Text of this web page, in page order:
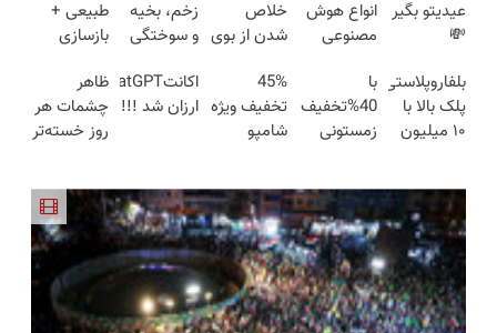
عیدیتو بگیر
💸
شامپو
ضدریزش
جلبک 💇
انواع هوش
مصنوعی
تخفیف
ویژه!!
دریافت کد
👇
خلاص
شدن از بوی
روزهای گرم
🔥 فیلم رو
ببین
زخم، بخیه
و سوختگی
هفته!!😍
طبیعی +
بازسازی
کاهش
چین‌وچروک؛
مشاوره
بلفاروپلاستی
پلک بالا با
۱۰ میلیون
میلیون ✅
با
40%تخفیف
زمستونی
و خوش
حالت کن
45%
تخفیف ویژه
شامپو
اسپیرولینا
فقط تا
امشب
اکانتChatGPT
ارزان شد !!!
ظاهر
چشمات هر
روز خسته‌تر
تصمیم
کوچیک
بگیری